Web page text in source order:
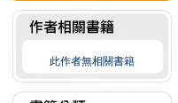
此作者無相關書籍